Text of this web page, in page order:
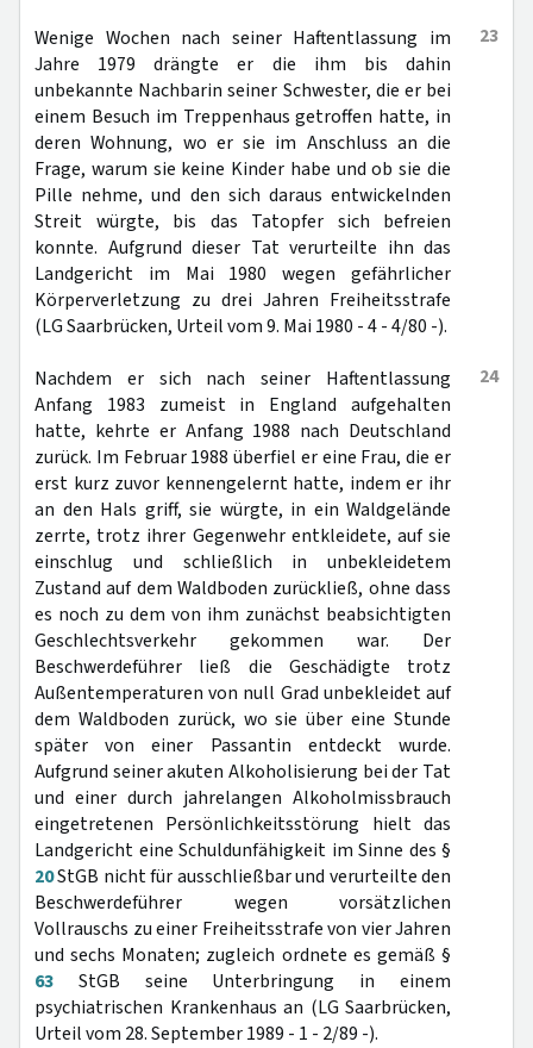
23
Wenige Wochen nach seiner Haftentlassung im
Jahre 1979 drängte er die ihm bis dahin
unbekannte Nachbarin seiner Schwester, die er bei
einem Besuch im Treppenhaus getroffen hatte, in
deren Wohnung, wo er sie im Anschluss an die
Frage, warum sie keine Kinder habe und ob sie die
Pille nehme, und den sich daraus entwickelnden
Streit würgte, bis das Tatopfer sich befreien
konnte. Aufgrund dieser Tat verurteilte ihn das
Landgericht im Mai 1980 wegen gefährlicher
Körperverletzung zu drei Jahren Freiheitsstrafe
(LG Saarbrücken, Urteil vom 9. Mai 1980 - 4 - 4/80 -).
24
Nachdem er sich nach seiner Haftentlassung
Anfang 1983 zumeist in England aufgehalten
hatte, kehrte er Anfang 1988 nach Deutschland
zurück. Im Februar 1988 überfiel er eine Frau, die er
erst kurz zuvor kennengelernt hatte, indem er ihr
an den Hals griff, sie würgte, in ein Waldgelände
zerrte, trotz ihrer Gegenwehr entkleidete, auf sie
einschlug und schließlich in unbekleidetem
Zustand auf dem Waldboden zurückließ, ohne dass
es noch zu dem von ihm zunächst beabsichtigten
Geschlechtsverkehr gekommen war. Der
Beschwerdeführer ließ die Geschädigte trotz
Außentemperaturen von null Grad unbekleidet auf
dem Waldboden zurück, wo sie über eine Stunde
später von einer Passantin entdeckt wurde.
Aufgrund seiner akuten Alkoholisierung bei der Tat
und einer durch jahrelangen Alkoholmissbrauch
eingetretenen Persönlichkeitsstörung hielt das
Landgericht eine Schuldunfähigkeit im Sinne des §
20StGB nicht für ausschließbar und verurteilte den
Beschwerdeführer wegen vorsätzlichen
Vollrauschs zu einer Freiheitsstrafe von vier Jahren
und sechs Monaten; zugleich ordnete es gemäß §
63 StGB seine Unterbringung in einem
psychiatrischen Krankenhaus an (LG Saarbrücken,
Urteil vom 28. September 1989 - 1 - 2/89 -).